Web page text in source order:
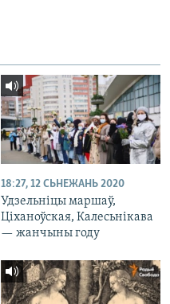
18:27, 12 СЬНЕЖАНЬ 2020
Удзельніцы маршаў,
Ціханоўская, Калесьнікава
— жанчыны году